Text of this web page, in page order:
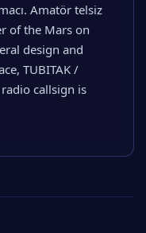
Amatör telsiz
of the Mars on
design and
TUBITAK /
radio callsign is